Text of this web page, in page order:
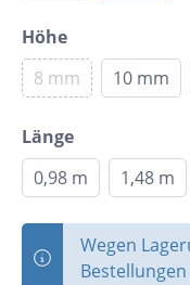
Höhe
8 mm
10 mm
Länge
0,98 m
1,48 m
Wegen